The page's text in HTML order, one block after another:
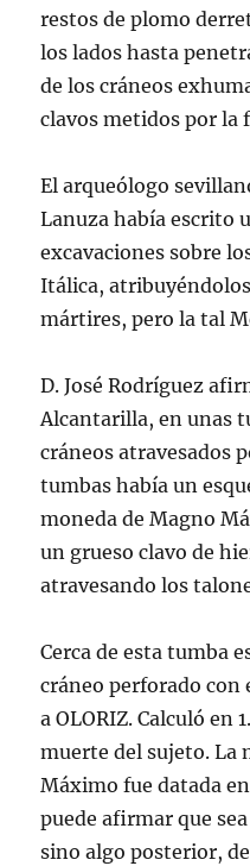
restos de plomo
los lados hasta
de los cráneos
clavos metidos por la
El arqueólogo
Lanuza había escrito
excavaciones sobre
Itálica,
mártires, pero la tal
D. José Rodríguez
Alcantarilla, en unas
cráneos atravesados
tumbas había un
moneda de Magno
un grueso clavo de
atravesando los
Cerca de esta tumba
cráneo perforado con
a OLORIZ. Calculó en
muerte del sujeto. La
Máximo fue datada
puede afirmar que
sino algo posterior,